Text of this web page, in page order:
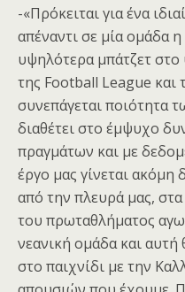
-«Πρόκειται για ένα
απέναντι σε μία ομάδα
υψηλότερα μπάτζετ
της Football League και
συνεπάγεται ποιότητα
διαθέτει στο έμψυχο
πραγμάτων και με
έργο μας γίνεται ακόμη
από την πλευρά μας, στα
του πρωταθλήματος
νεανική ομάδα και αυτή
στο παιχνίδι με την